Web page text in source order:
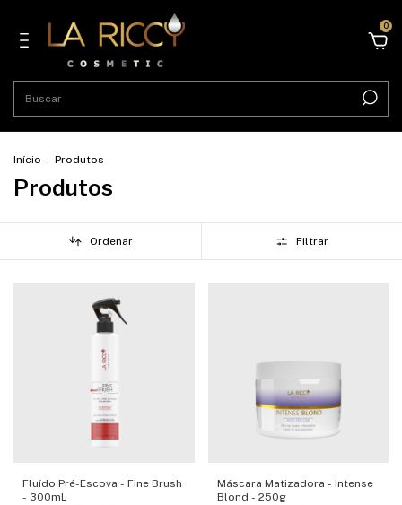
0
Início . Produtos
Produtos
Ordenar Filtrar
Fluído Pré-Escova - Fine Brush
- 300mL
Máscara Matizadora - Intense
Blond - 250g